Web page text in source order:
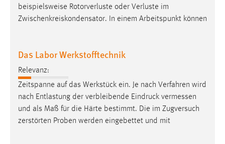
beispielsweise Rotorverluste oder Verluste im
Zwischenkreiskondensator. In einem Arbeitspunkt können
Das Labor Werkstofftechnik
Relevanz:
Zeitspanne auf das Werkstück ein. Je nach Verfahren wird
nach Entlastung der verbleibende Eindruck vermessen
und als Maß für die Härte bestimmt. Die im Zugversuch
zerstörten Proben werden eingebettet und mit
Marketing Cookies werden von Drittanbietern
verwendet, um personalisierte Werbung anzuzeigen.
Name:
_gcl_au
Anbieter:
Google Ireland Limited